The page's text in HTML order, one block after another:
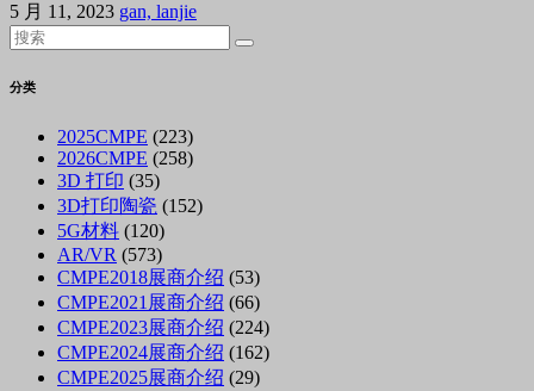
5 月 11, 2023 gan, lanjie
分类
2025CMPE (223)
2026CMPE (258)
3D 打印 (35)
3D打印陶瓷 (152)
5G材料 (120)
AR/VR (573)
CMPE2018展商介绍 (53)
CMPE2021展商介绍 (66)
CMPE2023展商介绍 (224)
CMPE2024展商介绍 (162)
CMPE2025展商介绍 (29)